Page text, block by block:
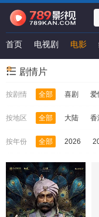
首页 电视剧 电影
剧情片
按剧情 全部 喜剧 爱
按地区 全部 大陆 香
按年份 全部 2026